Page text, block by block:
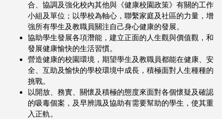
合、協調及強化校內其他與《健康校園政策》有關的工作
小組及單位；以學校為軸心，聯繫家庭及社區的力量，增
強所有學生及教職員關注自己身心健康的發展。
協助學生發展各項潛能，建立正面的人生觀與價值觀，和
發展健康愉快的生活習慣。
營造健康的校園環境，期望學生及教職員都能在健康、安
全、互助及愉快的學校環境中成長，積極面對人生種種的
挑戰。
以開放、務實、關懷及積極的態度來面對各個懷疑及確認
的吸毒個案，及早辨識及協助有需要幫助的學生，使其重
入正軌。